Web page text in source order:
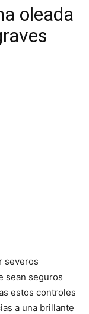
oleada
severos
sean seguros
estos controles
a una brillante